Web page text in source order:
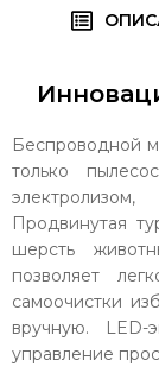
Беспроводной
только
Продвинутая
шерсть
позволяет
самоочистки
вручную. LED-
управление